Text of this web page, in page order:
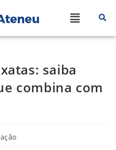
saiba
combina com